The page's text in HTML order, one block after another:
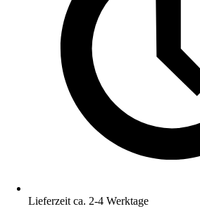
Lieferzeit ca. 2-4 Werktage